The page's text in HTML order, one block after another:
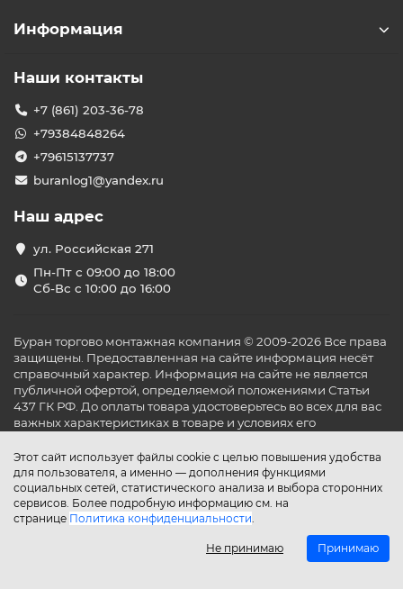
Этот сайт использует файлы cookie с целью повышения удобства
для пользователя, а именно — дополнения функциями
социальных сетей, статистического анализа и выбора сторонних
сервисов. Более подробную информацию см. на
странице Политика конфиденциальности.
Не принимаю Принимаю
Информация
Наши контакты
+7 (861) 203-36-78
+79384848264
+79615137737
buranlog1@yandex.ru
Наш адрес
ул. Российская 271
Пн-Пт с 09:00 до 18:00
Сб-Вс с 10:00 до 16:00
Буран торгово монтажная компания © 2009-2026 Все права
защищены. Предоставленная на сайте информация несёт
справочный характер. Информация на сайте не является
публичной офертой, определяемой положениями Статьи
437 ГК РФ. До оплаты товара удостоверьтесь во всех для вас
важных характеристиках в товаре и условиях его